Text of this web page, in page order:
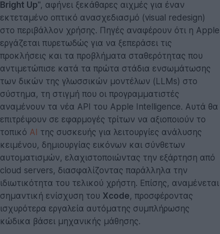
Bright Up", αφήνει ξεκάθαρες αιχμές για έναν
εκτεταμένο οπτικό ανασχεδιασμό (visual redesign)
στο περιβάλλον χρήσης. Πηγές αναφέρουν ότι η Apple
εργάζεται πυρετωδώς για να ξεπεράσει τις
προκλήσεις και τα προβλήματα σταθερότητας που
αντιμετώπισε κατά τα πρώτα στάδια ενσωμάτωσης
των δικών της γλωσσικών μοντέλων (LLMs) στο
σύστημα, τη στιγμή που οι προγραμματιστές
αναμένουν τα νέα API του Apple Intelligence. Αυτά θα
επιτρέψουν σε εφαρμογές τρίτων να αξιοποιούν το
τοπικό AI της συσκευής για λειτουργίες ανάλυσης
κειμένου, δημιουργίας εικόνων και σύνθετων
αυτοματισμών, ελαχιστοποιώντας την εξάρτηση από
cloud servers, διασφαλίζοντας παράλληλα την
ιδιωτικότητα του τελικού χρήστη. Επίσης, αναμένεται
σημαντική ενίσχυση του Xcode, προσφέροντας
ισχυρότερα εργαλεία αυτόματης συμπλήρωσης
κώδικα βάσει μηχανικής μάθησης.